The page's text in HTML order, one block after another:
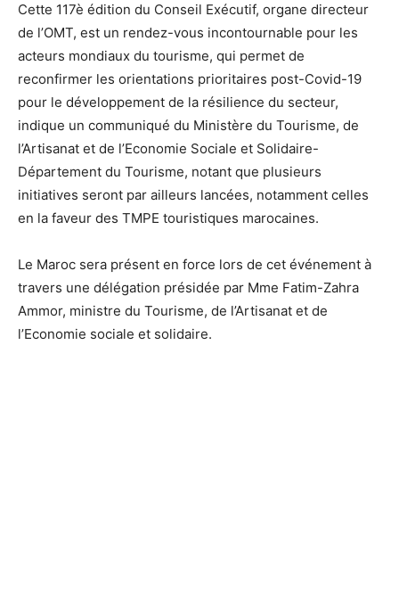
Cette 117è édition du Conseil Exécutif, organe directeur
de l’OMT, est un rendez-vous incontournable pour les
acteurs mondiaux du tourisme, qui permet de
reconfirmer les orientations prioritaires post-Covid-19
pour le développement de la résilience du secteur,
indique un communiqué du Ministère du Tourisme, de
l’Artisanat et de l’Economie Sociale et Solidaire-
Département du Tourisme, notant que plusieurs
initiatives seront par ailleurs lancées, notamment celles
en la faveur des TMPE touristiques marocaines.
Le Maroc sera présent en force lors de cet événement à
travers une délégation présidée par Mme Fatim-Zahra
Ammor, ministre du Tourisme, de l’Artisanat et de
l’Economie sociale et solidaire.